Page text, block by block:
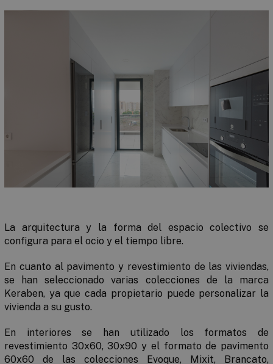
La arquitectura y la forma del espacio colectivo se
configura para el ocio y el tiempo libre.
En cuanto al pavimento y revestimiento de las viviendas,
se han seleccionado varias colecciones de la marca
Keraben, ya que cada propietario puede personalizar la
vivienda a su gusto.
En interiores se han utilizado los formatos de
revestimiento 30x60, 30x90 y el formato de pavimento
60x60 de las colecciones Evoque, Mixit, Brancato,